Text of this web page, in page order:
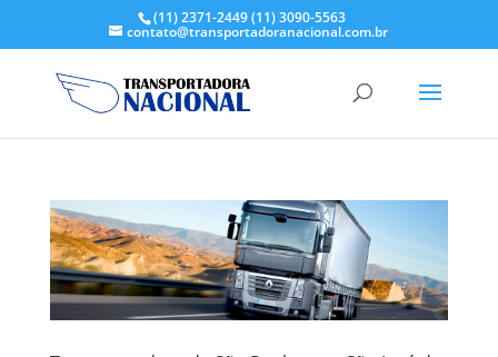
(11) 2371-2449(11) 3090-5563
contato@transportadoranacional.com.br